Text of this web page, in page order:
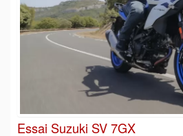
Essai Suzuki SV 7GX